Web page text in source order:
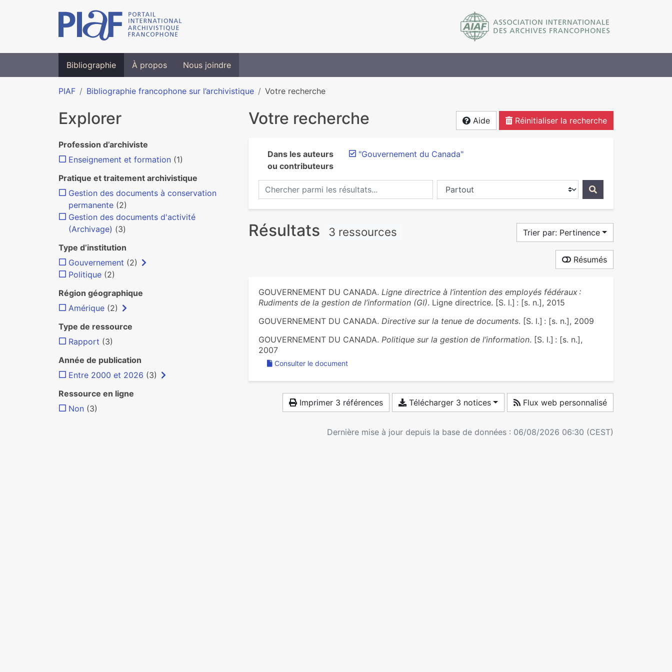
Bibliographie À propos Nous joindre
PIAF Bibliographie francophone sur l’archivistique Votre recherche
Votre recherche Aide Réinitialiser la recherche
Dans les auteurs
ou contributeurs
"Gouvernement du Canada"
Chercher parmi les résultats... Chercher dans...
Résultats 3 ressources Trier par: Pertinence
Résumés
GOUVERNEMENT DU CANADA. Ligne directrice à l’intention des employés fédéraux :
Rudiments de la gestion de l’information (GI). Ligne directrice. [S. l.] : [s. n.], 2015
GOUVERNEMENT DU CANADA. Directive sur la tenue de documents. [S. l.] : [s. n.], 2009
GOUVERNEMENT DU CANADA. Politique sur la gestion de l’information. [S. l.] : [s. n.],
2007
Consulter le document
Imprimer 3 références Télécharger 3 notices Flux web personnalisé
Dernière mise à jour depuis la base de données : 06/08/2026 06:30 (CEST)
Explorer
Profession d’archiviste
Enseignement et formation (1)
Pratique et traitement archivistique
Gestion des documents à conservation
permanente (2)
Gestion des documents d'activité
(Archivage) (3)
Type d’institution
Gouvernement (2)
Politique (2)
Région géographique
Amérique (2)
Type de ressource
Rapport (3)
Année de publication
Entre 2000 et 2026 (3)
Ressource en ligne
Non (3)